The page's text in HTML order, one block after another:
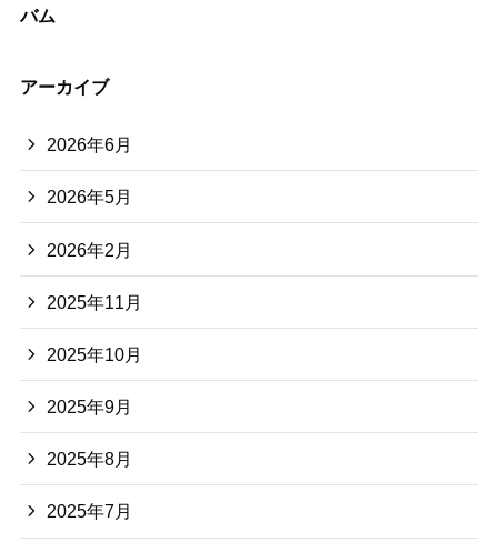
バム
アーカイブ
2026年6月
2026年5月
2026年2月
2025年11月
2025年10月
2025年9月
2025年8月
2025年7月